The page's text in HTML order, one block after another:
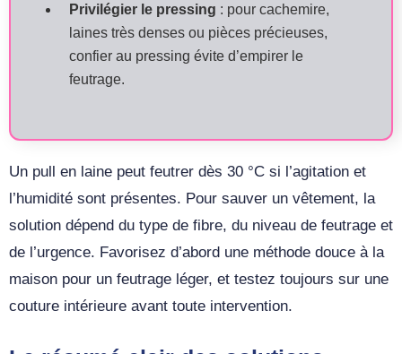
Privilégier le pressing : pour cachemire,
laines très denses ou pièces précieuses,
confier au pressing évite d’empirer le
feutrage.
Un pull en laine peut feutrer dès 30 °C si l’agitation et
l’humidité sont présentes. Pour sauver un vêtement, la
solution dépend du type de fibre, du niveau de feutrage et
de l’urgence. Favorisez d’abord une méthode douce à la
maison pour un feutrage léger, et testez toujours sur une
couture intérieure avant toute intervention.